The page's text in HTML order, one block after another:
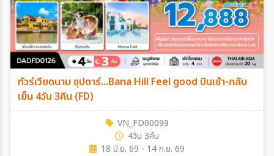
ทัวร์เวียดนาม ซุปตาร์...Bana Hill Feel good บินเช้า-กลับ
เย็น 4วัน 3คืน (FD)
VN_FD00099
4วัน 3คืน
18 มิ.ย. 69 - 14 ก.ย. 69